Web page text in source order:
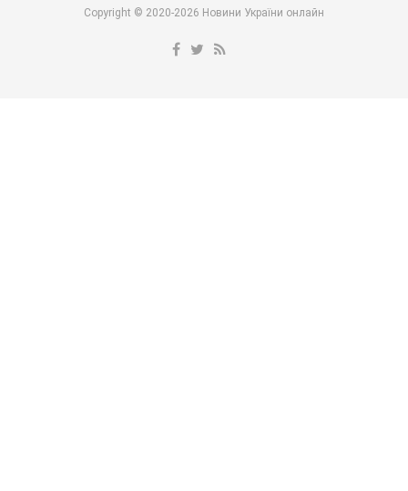
Copyright © 2020-2026 Новини України онлайн